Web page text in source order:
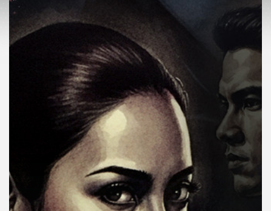
เพล
ลิ
สต์
คุณ